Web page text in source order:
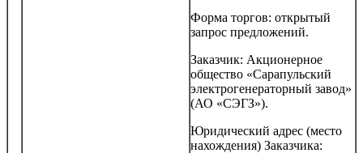
Форма торгов: открытый
запрос предложений.
Заказчик: Акционерное
общество «Сарапульский
электрогенераторный завод»
(АО «СЭГЗ»).
Юридический адрес (место
нахождения) Заказчика: